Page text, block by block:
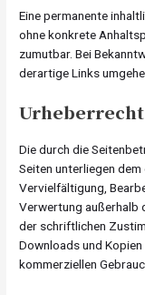
Eine permanente
ohne konkrete
zumutbar. Bei
derartige Links
Urheberrecht
Die durch die
Seiten unterliegen
Vervielfältigung,
Verwertung außerhalb
der schriftlichen
Downloads und
kommerziellen